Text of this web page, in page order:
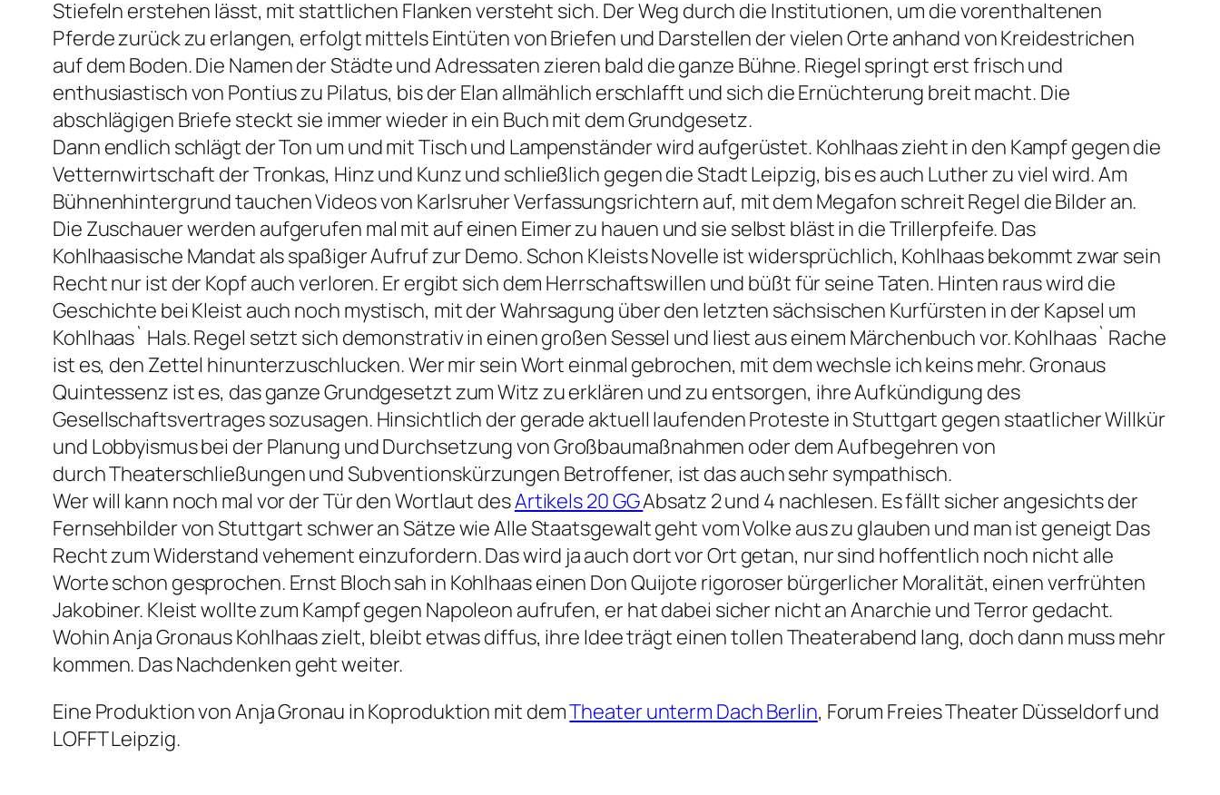
Stiefeln erstehen lässt, mit stattlichen Flanken versteht sich. Der Weg durch die Institutionen, um die vorenthaltenen
Pferde zurück zu erlangen, erfolgt mittels Eintüten von Briefen und Darstellen der vielen Orte anhand von Kreidestrichen
auf dem Boden. Die Namen der Städte und Adressaten zieren bald die ganze Bühne. Riegel springt erst frisch und
enthusiastisch von Pontius zu Pilatus, bis der Elan allmählich erschlafft und sich die Ernüchterung breit macht. Die
abschlägigen Briefe steckt sie immer wieder in ein Buch mit dem Grundgesetz.
Dann endlich schlägt der Ton um und mit Tisch und Lampenständer wird aufgerüstet. Kohlhaas zieht in den Kampf gegen die
Vetternwirtschaft der Tronkas, Hinz und Kunz und schließlich gegen die Stadt Leipzig, bis es auch Luther zu viel wird. Am
Bühnenhintergrund tauchen Videos von Karlsruher Verfassungsrichtern auf, mit dem Megafon schreit Regel die Bilder an.
Die Zuschauer werden aufgerufen mal mit auf einen Eimer zu hauen und sie selbst bläst in die Trillerpfeife. Das
Kohlhaasische Mandat als spaßiger Aufruf zur Demo. Schon Kleists Novelle ist widersprüchlich, Kohlhaas bekommt zwar sein
Recht nur ist der Kopf auch verloren. Er ergibt sich dem Herrschaftswillen und büßt für seine Taten. Hinten raus wird die
Geschichte bei Kleist auch noch mystisch, mit der Wahrsagung über den letzten sächsischen Kurfürsten in der Kapsel um
Kohlhaas` Hals. Regel setzt sich demonstrativ in einen großen Sessel und liest aus einem Märchenbuch vor. Kohlhaas` Rache
ist es, den Zettel hinunterzuschlucken. Wer mir sein Wort einmal gebrochen, mit dem wechsle ich keins mehr. Gronaus
Quintessenz ist es, das ganze Grundgesetzt zum Witz zu erklären und zu entsorgen, ihre Aufkündigung des
Gesellschaftsvertrages sozusagen. Hinsichtlich der gerade aktuell laufenden Proteste in Stuttgart gegen staatlicher Willkür
und Lobbyismus bei der Planung und Durchsetzung von Großbaumaßnahmen oder dem Aufbegehren von
durch Theaterschließungen und Subventionskürzungen Betroffener, ist das auch sehr sympathisch.
Wer will kann noch mal vor der Tür den Wortlaut desArtikels 20 GGAbsatz 2 und 4 nachlesen. Es fällt sicher angesichts der
Fernsehbilder von Stuttgart schwer an Sätze wie Alle Staatsgewalt geht vom Volke aus zu glauben und man ist geneigt Das
Recht zum Widerstand vehement einzufordern. Das wird ja auch dort vor Ort getan, nur sind hoffentlich noch nicht alle
Worte schon gesprochen. Ernst Bloch sah in Kohlhaas einen Don Quijote rigoroser bürgerlicher Moralität, einen verfrühten
Jakobiner. Kleist wollte zum Kampf gegen Napoleon aufrufen, er hat dabei sicher nicht an Anarchie und Terror gedacht.
Wohin Anja Gronaus Kohlhaas zielt, bleibt etwas diffus, ihre Idee trägt einen tollen Theaterabend lang, doch dann muss mehr
kommen. Das Nachdenken geht weiter.
Eine Produktion von Anja Gronau in Koproduktion mit demTheater unterm Dach Berlin, Forum Freies Theater Düsseldorf und
LOFFT Leipzig.